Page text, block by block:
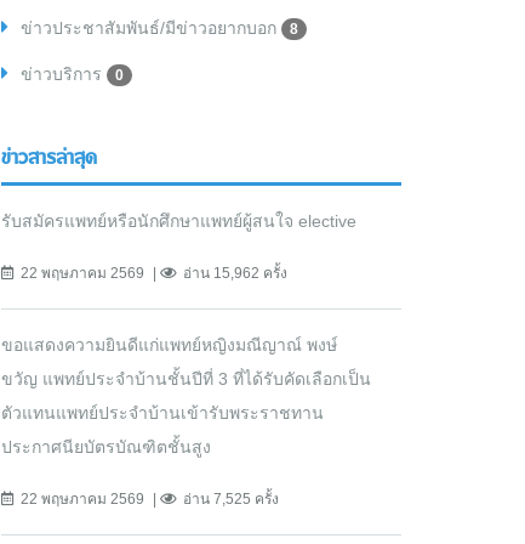
ข่าวประชาสัมพันธ์/มีข่าวอยากบอก 8
ข่าวบริการ 0
ข่าวสารล่าสุด
รับสมัครแพทย์หรือนักศึกษาแพทย์ผู้สนใจ elective
22 พฤษภาคม 2569 อ่าน 15,962 ครั้ง
ขอแสดงความยินดีแก่แพทย์หญิงมณีญาณ์ พงษ์
ขวัญ แพทย์ประจำบ้านชั้นปีที่ 3 ที่ได้รับคัดเลือกเป็น
ตัวแทนแพทย์ประจำบ้านเข้ารับพระราชทาน
ประกาศนียบัตรบัณฑิตชั้นสูง
22 พฤษภาคม 2569 อ่าน 7,525 ครั้ง